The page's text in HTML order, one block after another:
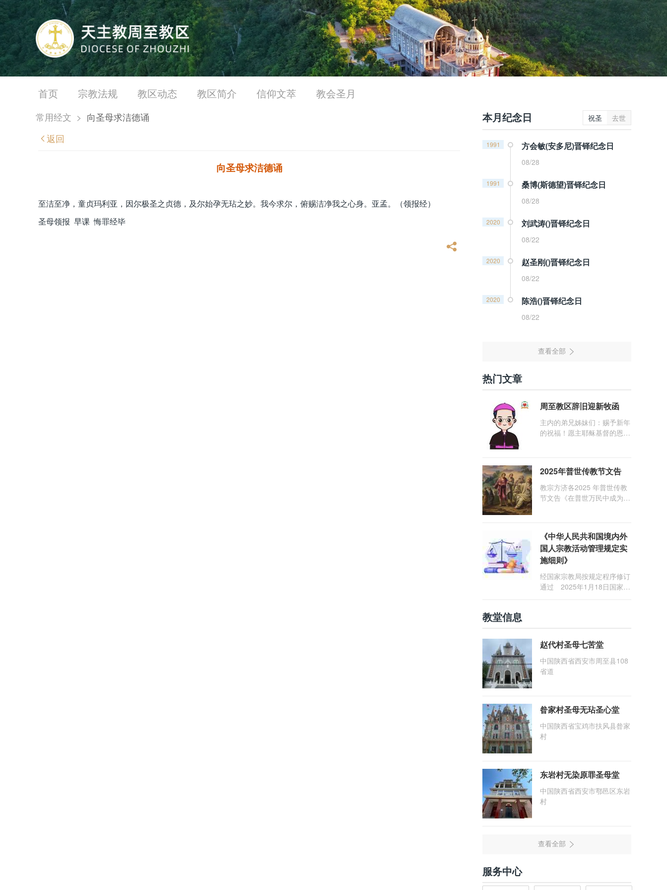
首页 宗教法规 教区动态 教区简介 信仰文萃 教会圣月
常用经文 > 向圣母求洁德诵
返回
向圣母求洁德诵
至洁至净，童贞玛利亚，因尔极圣之贞德，及尔始孕无玷之妙。我今求尔，俯赐洁净我之心身。亚孟。（领报经）
圣母领报 早课 悔罪经毕
本月纪念日 祝圣 去世
1991 方会敏(安多尼)晋铎纪念日
08/28
1991 桑博(斯德望)晋铎纪念日
08/28
2020 刘武涛()晋铎纪念日
08/22
2020 赵圣刚()晋铎纪念日
08/22
2020 陈浩()晋铎纪念日
08/22
热门文章
周至教区辞旧迎新牧函
主内的弟兄姊妹们：赐予新年
的祝福！愿主耶稣基督的恩
们，愿临在的救主基督安慰你
们，并圣化你们的生活，作为
祝贺祂诞辰的珍贵礼品。
2025年普世传教节文告
教宗方济各2025 年普世传教
节文告《在普世万民中成为怀
《中华人民共和国境内外
国人宗教活动管理规定实
施细则》
经国家宗教局按规定程序修订
通过 2025年1月18日国家宗
教堂信息
赵代村圣母七苦堂
中国陕西省西安市周至县108
省道
昝家村圣母无玷圣心堂
中国陕西省宝鸡市扶风县昝家
村
东岩村无染原罪圣母堂
中国陕西省西安市鄠邑区东岩
村
服务中心